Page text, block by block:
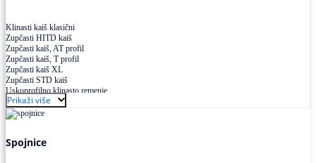
Klinasti kaiš klasični
Zupčasti HITD kaiš
Zupčasti kaiš, AT profil
Zupčasti kaiš, T profil
Zupčasti kaiš XL
Zupčasti STD kaiš
Uskoprofilno klinasto remenje
Uskoprofilno klinasto remenje spojeno
Uskoprofilno klinasto remenje XP extra power
Višekanalno remenje PJ,PK
Prikaži više
Spojnice